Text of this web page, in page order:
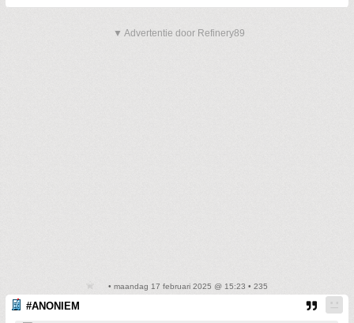
▼ Advertentie door Refinery89
• maandag 17 februari 2025 @ 15:23 • 235
#ANONIEM